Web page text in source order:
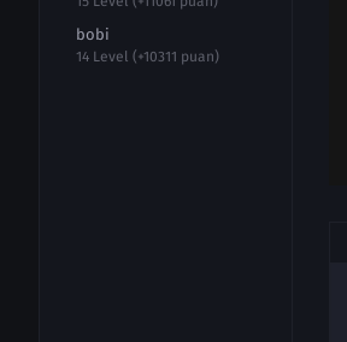
bobi
14 Level (+10311 puan)